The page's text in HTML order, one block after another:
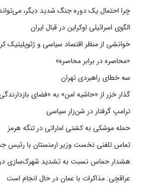
چرا احتمال یک دوره جنگ شدید دیگر، می‌تواند
الگوی اسرائیلی اوکراین در قبال ایران
خوانشی از منظر اقتصاد سیاسی و ژئوپلیتیک
«محاصره در برابر محاصره»
سه خطای راهبردی تهران
گذار خزر از «حاشیه امن» به «فضای
ترامپ گرفتار در شن‌زار سیاسی
حمله موشکی به کشتی اماراتی در تنگه هرمز
تماس تلفنی نخست وزیر ارمنستان با رئیس
هشدار حماس نسبت به تشدید شهرک‌سازی
عراقچی: مذاکرات با عمان در حال انجام است